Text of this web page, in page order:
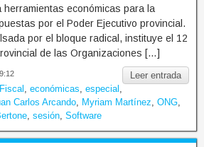
económicas para la
por el Poder Ejecutivo provincial.
por el bloque radical, instituye el 12
de las Organizaciones […]
Leer entrada
económicas especial
Carlos Arcando Myriam Martínez ONG
sesión Software